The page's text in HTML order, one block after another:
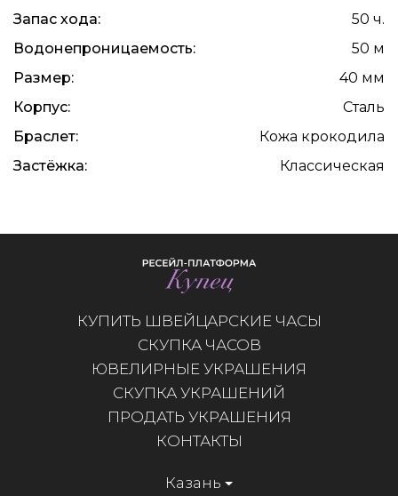
Запас хода:
50 ч.
Водонепроницаемость:
50 м
Размер:
40 мм
Корпус:
Сталь
Браслет:
Кожа крокодила
Застёжка:
Классическая
КУПИТЬ ШВЕЙЦАРСКИЕ ЧАСЫ
СКУПКА ЧАСОВ
ЮВЕЛИРНЫЕ УКРАШЕНИЯ
СКУПКА УКРАШЕНИЙ
ПРОДАТЬ УКРАШЕНИЯ
КОНТАКТЫ
Казань